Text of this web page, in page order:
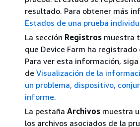
resultado. Para obtener más
Estados de una prueba
La sección Registros muestra
que Device Farm ha
Para ver esta información,
de Visualización de la
un problema, dispositivo,
informe.
La pestaña Archivos muestra
los archivos asociados de la